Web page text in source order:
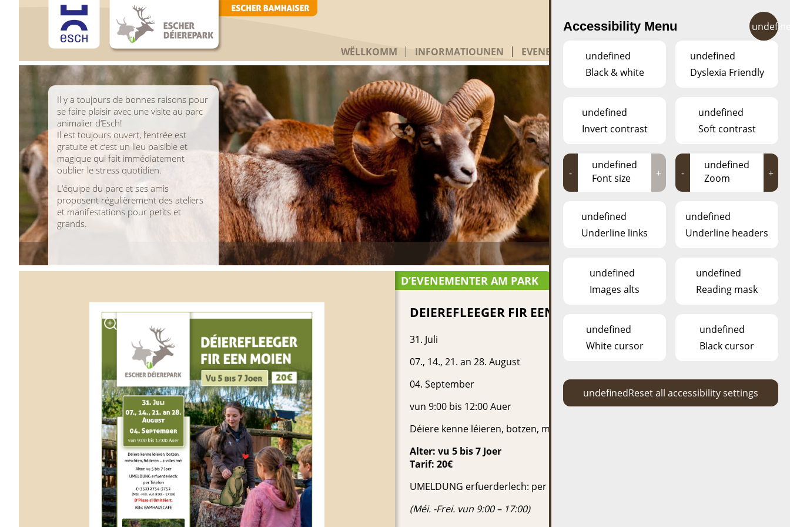
LU
WËLLKOMM INFORMATIOUNEN EVENEMENTER KONTAKT
Il y a toujours de bonnes raisons pour
se faire plaisir avec une visite au parc
animalier d‘Esch!
Il est toujours ouvert, l‘entrée est
gratuite et c‘est un lieu paisible et
magique qui fait immédiatement
oublier le stress quotidien.
L‘équipe du parc et ses amis
proposent régulièrement des ateliers
et manifestations pour petits et
grands.
D‘EVENEMENTER AM PARK nächst evenement
DEIEREFLEEGER FIR EEN MOIEN (SUMMER EDITIOUN)
31. Juli
07., 14., 21. an 28. August
04. September
vun 9:00 bis 12:00 Auer
Déiere kenne léieren, botzen, mëschten, fidderen… a villes méi
Alter: vu 5 bis 7 Joer
Tarif: 20€
UMELDUNG erfuerderlech: per Telefon (+352) 2754-3752
(Méi. -Frei. vun 9:00 – 17:00)
Accessibility Menu
undefined
Black & white
undefined
Dyslexia Friendly
undefined
Invert contrast
undefined
Soft contrast
-
undefined
Font size
+ -
undefined
Zoom
+
undefined
Underline links
undefined
Underline headers
undefined
Images alts
undefined
Reading mask
undefined
White cursor
undefined
Black cursor
undefinedReset all accessibility settings